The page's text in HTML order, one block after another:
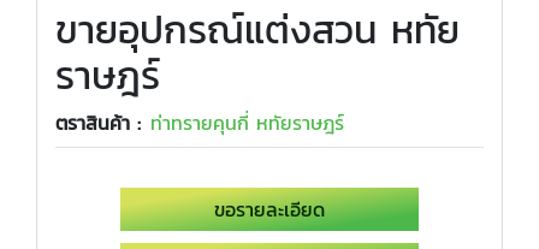
ขายอุปกรณ์แต่งสวน หทัย
ราษฎร์
ตราสินค้า : ท่าทรายคุนกี่ หทัยราษฎร์
ขอรายละเอียด